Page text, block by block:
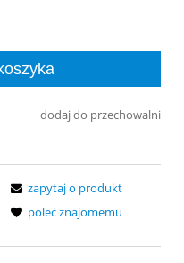
dodaj do przechowalni
zapytaj o produkt
poleć znajomemu